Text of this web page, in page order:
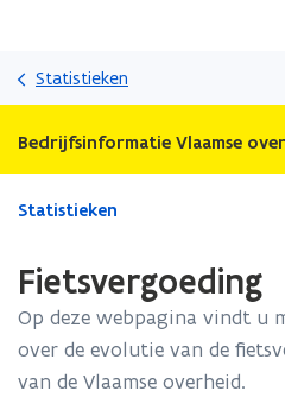
Statistieken
Bedrijfsinformatie Vlaamse
Gedaan
bevindt
op:
Fietsvergoeding
Statistieken
Fietsvergoeding
Op deze webpagina vindt u
over de evolutie van de
van de Vlaamse overheid.